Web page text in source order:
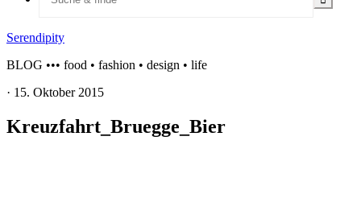
Serendipity
BLOG ••• food • fashion • design • life
· 15. Oktober 2015
Kreuzfahrt_Bruegge_Bier